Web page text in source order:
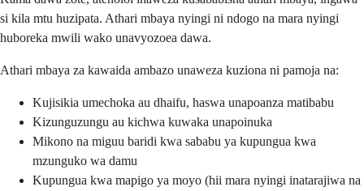
si kila mtu huzipata. Athari mbaya nyingi ni ndogo na mara nyingi
huboreka mwili wako unavyozoea dawa.
Athari mbaya za kawaida ambazo unaweza kuziona ni pamoja na:
Kujisikia umechoka au dhaifu, haswa unapoanza matibabu
Kizunguzungu au kichwa kuwaka unapoinuka
Mikono na miguu baridi kwa sababu ya kupungua kwa
mzunguko wa damu
Kupungua kwa mapigo ya moyo (hii mara nyingi inatarajiwa na